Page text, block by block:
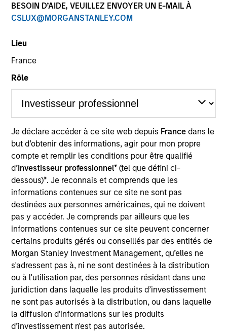
BESOIN D’AIDE, VEUILLEZ ENVOYER UN E-MAIL À
CSLUX@MORGANSTANLEY.COM
Lieu
France
Rôle
Je déclare accéder à ce site web depuis France dans le
but d’obtenir des informations, agir pour mon propre
compte et remplir les conditions pour être qualifié
d’Investisseur professionnel*(tel que défini ci-
dessous)*. Je reconnais et comprends que les
informations contenues sur ce site ne sont pas
destinées aux personnes américaines, qui ne doivent
pas y accéder. Je comprends par ailleurs que les
informations contenues sur ce site peuvent concerner
certains produits gérés ou conseillés par des entités de
Morgan Stanley Investment Management, qu’elles ne
s'adressent pas à, ni ne sont destinées à la distribution
ou à l'utilisation par, des personnes résidant dans une
juridiction dans laquelle les produits d’investissement
ne sont pas autorisés à la distribution, ou dans laquelle
la diffusion d'informations sur les produits
d’investissement n'est pas autorisée.
Years
Broad Markets Fixed Income Team
Utkarsh Sharma is a portfolio manager on the Broad
Markets Fixed Income team. He is responsible for
managing global government, aggregate, and
unconstrained strategies. He joined Morgan Stanley
in 2014. Utkarsh began his career in the investment
industry in 2010. Prior to joining the firm, Utkarsh
was a risk and quantitative analyst at BlackRock
focusing on investment grade credit and multi-
sector portfolios for institutional clients. Utkarsh
received a B.Tech in computer science and
engineering from the Indian Institute of Technology
(IIT) Guwahati, India and an M.S. in operations